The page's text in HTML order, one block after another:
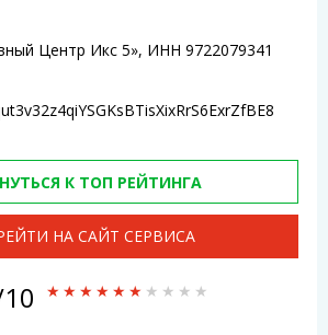
Центр Икс 5», ИНН 9722079341
К ТОП РЕЙТИНГА
НА САЙТ СЕРВИСА